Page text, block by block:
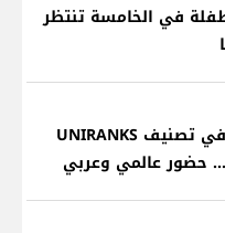
في الخامسة تنتظر
الجامعات اللبنانية في تصنيف UNIRANKS